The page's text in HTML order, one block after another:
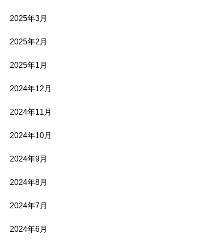
2025年3月
2025年2月
2025年1月
2024年12月
2024年11月
2024年10月
2024年9月
2024年8月
2024年7月
2024年6月